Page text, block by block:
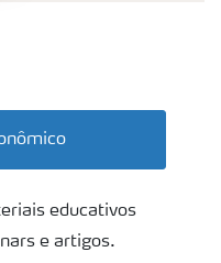
educativos
e artigos.